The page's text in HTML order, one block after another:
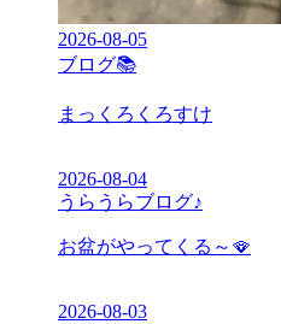
2026-08-05
ブログ📚
まっくろくろすけ
2026-08-04
うらうらブログ♪
お盆がやってくる～🪭
2026-08-03